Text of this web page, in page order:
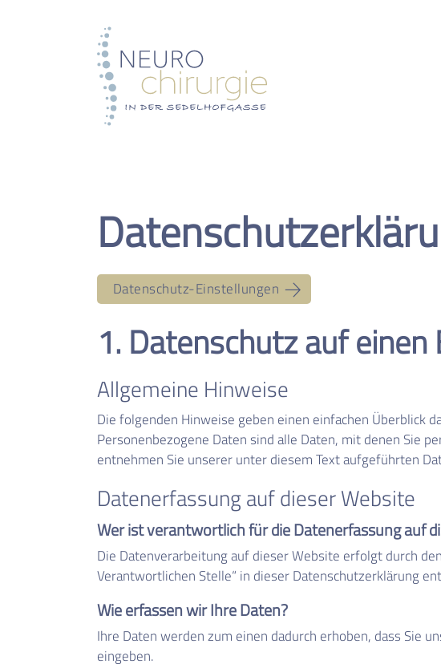
Datenschutz-Einstellungen
1. Datenschutz auf einen
Allgemeine Hinweise
Die folgenden Hinweise geben einen einfachen Überblick
Personenbezogene Daten sind alle Daten, mit denen Sie
entnehmen Sie unserer unter diesem Text aufgeführten
Datenerfassung auf dieser Website
Wer ist verantwortlich für die Datenerfassung auf
Die Datenverarbeitung auf dieser Website erfolgt durch
Verantwortlichen Stelle“ in dieser Datenschutzerklärung
Wie erfassen wir Ihre Daten?
Ihre Daten werden zum einen dadurch erhoben, dass Sie
eingeben.